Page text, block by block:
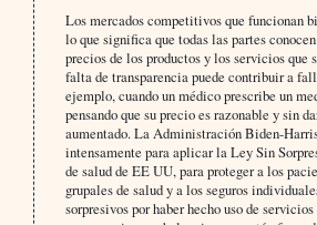
Los mercados competitivos que funcionan
lo que significa que todas las partes
precios de los productos y los servicios que
falta de transparencia puede contribuir a
ejemplo, cuando un médico prescribe un
pensando que su precio es razonable y sin
aumentado. La Administración Biden-
intensamente para aplicar la Ley Sin
de salud de EE UU, para proteger a los
grupales de salud y a los seguros
sorpresivos por haber hecho uso de